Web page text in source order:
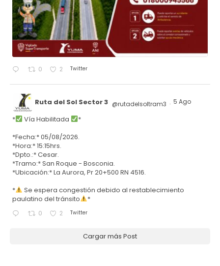
0 2 Twitter
Ruta del Sol Sector 3 @rutadelsoltram3 · 5 Ago
* Vía Habilitada
*
*Fecha:* 05/08/2026.
*Hora:* 15:15hrs.
*Dpto.:* Cesar.
*Tramo:* San Roque - Bosconia.
*Ubicación:* La Aurora, Pr 20+500 RN 4516.
*
Se espera congestión debido al restablecimiento
paulatino del tránsito
*
0 2 Twitter
Cargar más Post